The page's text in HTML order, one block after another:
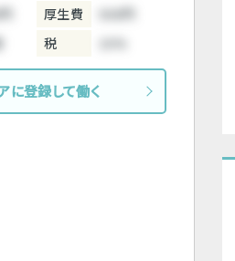
厚生費
税
に登録して働く